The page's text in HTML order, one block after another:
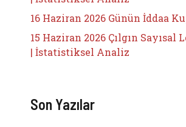
16 Haziran 2026 Günün İddaa
15 Haziran 2026 Çılgın Sayısal
| İstatistiksel Analiz
Son Yazılar